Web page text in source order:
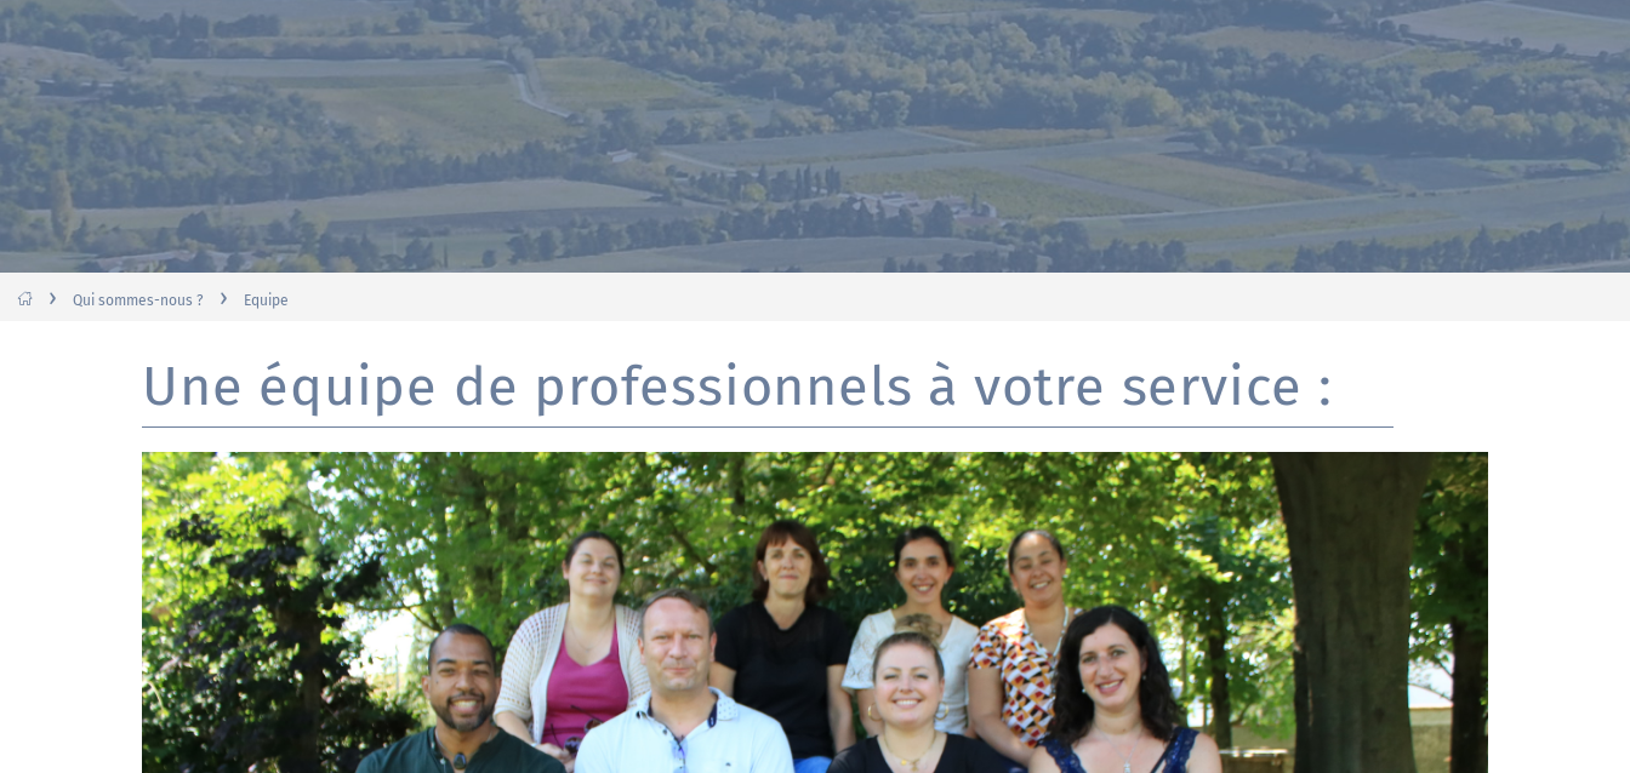
› Qui sommes-nous ? › Equipe
Une équipe de professionnels à votre service :